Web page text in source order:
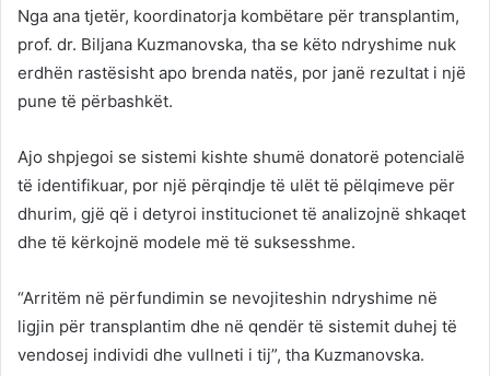
Nga ana tjetër, koordinatorja kombëtare për transplantim,
prof. dr. Biljana Kuzmanovska, tha se këto ndryshime nuk
erdhën rastësisht apo brenda natës, por janë rezultat i një
pune të përbashkët.
Ajo shpjegoi se sistemi kishte shumë donatorë potencialë
të identifikuar, por një përqindje të ulët të pëlqimeve për
dhurim, gjë që i detyroi institucionet të analizojnë shkaqet
dhe të kërkojnë modele më të suksesshme.
“Arritëm në përfundimin se nevojiteshin ndryshime në
ligjin për transplantim dhe në qendër të sistemit duhej të
vendosej individi dhe vullneti i tij”, tha Kuzmanovska.